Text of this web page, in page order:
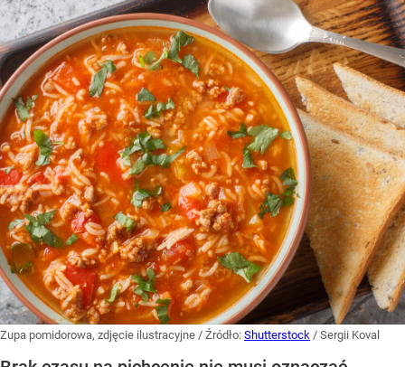
Zupa pomidorowa, zdjęcie ilustracyjne / Źródło: Shutterstock / Sergii Koval